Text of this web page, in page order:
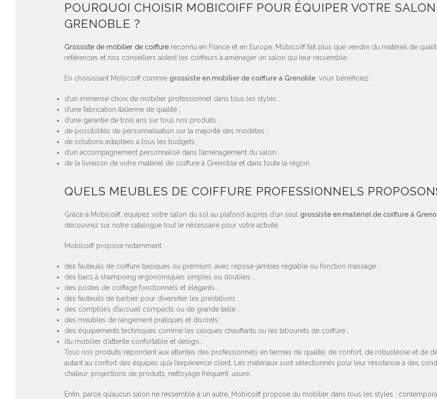
POURQUOI CHOISIR MOBICOIFF POUR ÉQUIPER VOTRE
GRENOBLE ?
Grossiste de mobilier de coiffure reconnu en France et en Europe, Mobicoiff fait plus que vendre du matériel de
références et nos conseillers aident les coiffeurs à aménager un salon qui leur ressemble.
En choisissant Mobicoiff comme grossiste en mobilier de coiffure à Grenoble, vous bénéficiez :
d’un immense choix de mobilier professionnel dans tous les styles ;
d’une fabrication italienne de qualité ;
d’une garantie de trois ans sur tous nos produits ;
de possibilités de personnalisation sur la majorité des modèles ;
de solutions adaptées à tous les budgets ;
d’un accompagnement personnalisé dans l’aménagement du salon ;
de la livraison de votre matériel de coiffure à Grenoble et dans toute la région.
QUELS MEUBLES DE COIFFURE PROFESSIONNELS
Grâce à Mobicoiff, équipez votre salon du sol au plafond auprès d’un seul grossiste en matériel de coiffure à
découvrez sur notre catalogue tout le nécessaire pour votre activité.
Mobicoiff propose notamment :
des fauteuils de coiffure basiques ou premium, avec repose-jambes réglable ou fonction massage ;
des bacs à shampoing ergonomiques simples ou doubles ;
des postes de coiffage fonctionnels et élégants ;
des fauteuils de barbier pour diversifier les prestations ;
des comptoirs d’accueil compacts ou de grande taille ;
des meubles de rangement pratiques et discrets ;
des équipements techniques comme les casques chauffants ou les tabourets de coiffure ;
du mobilier d’attente confortable et design…
Tous nos produits répondent aux attentes des professionnels en termes de qualité, de confort, de robustesse et de
autant au confort des équipes qu’à l’expérience client. Les matériaux sont sélectionnés pour leur résistance à des
chaleur, projections de produits, nettoyage fréquent, usure…
Enfin, parce qu’aucun salon ne ressemble à un autre, Mobicoiff propose du mobilier dans tous les styles :